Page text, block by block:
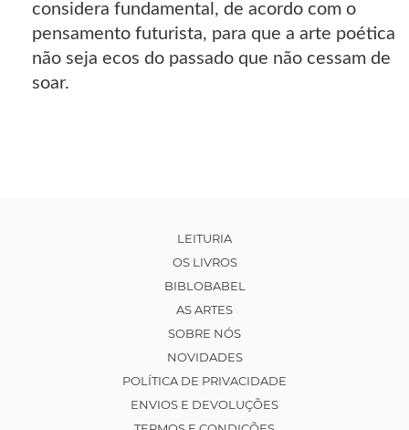
considera fundamental, de acordo com o
pensamento futurista, para que a arte poética
não seja ecos do passado que não cessam de
soar.
LEITURIA
OS LIVROS
BIBLOBABEL
AS ARTES
SOBRE NÓS
NOVIDADES
POLÍTICA DE PRIVACIDADE
ENVIOS E DEVOLUÇÕES